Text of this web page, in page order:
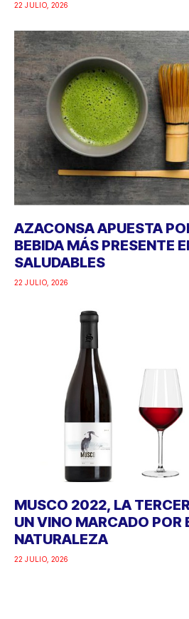
22 JULIO, 2026
AZACONSA APUESTA
BEBIDA MÁS PRESENTE
SALUDABLES
22 JULIO, 2026
MUSCO 2022, LA
UN VINO MARCADO POR
NATURALEZA
22 JULIO, 2026